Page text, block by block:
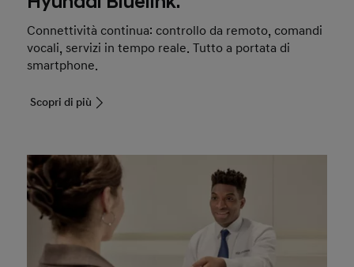
Connettività continua: controllo da remoto, comandi
vocali, servizi in tempo reale. Tutto a portata di
smartphone.
Scopri di più